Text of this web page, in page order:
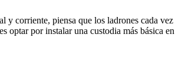
y corriente, piensa que los ladrones cada vez
optar por instalar una custodia más básica en